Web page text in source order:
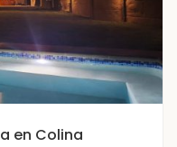
en Colina